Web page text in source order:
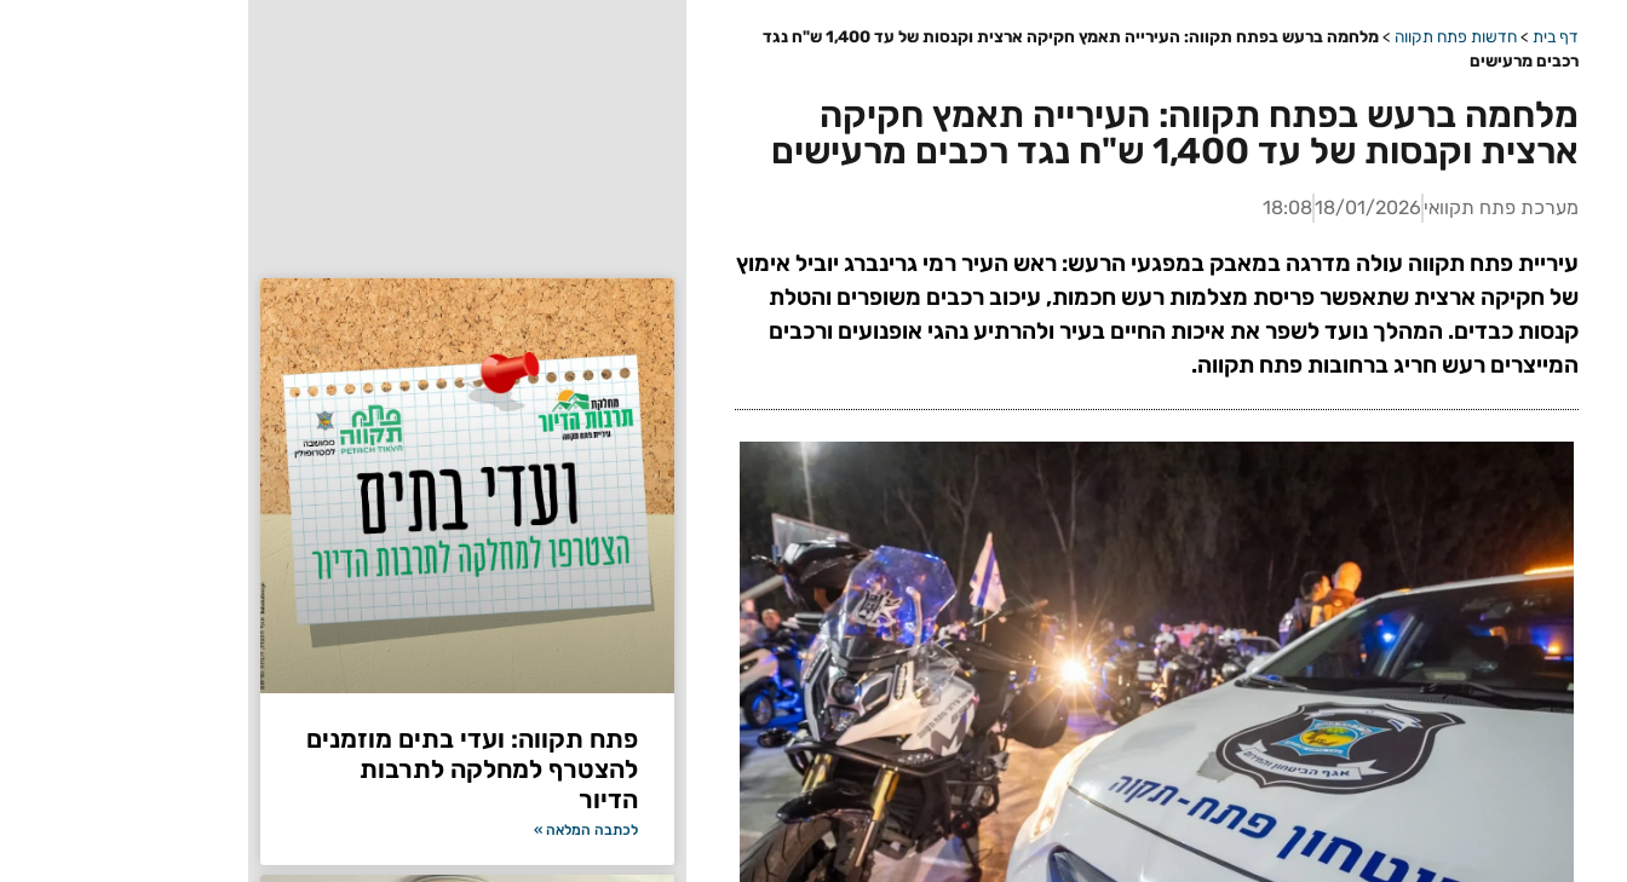
דף בית >חדשות פתח תקווה >
מלחמה ברעש בפתח תקווה: העירייה תאמץ חקיקה ארצית וקנסות של עד 1,400 ש"ח נגד
רכבים מרעישים
מלחמה ברעש בפתח תקווה: העירייה תאמץ חקיקה
ארצית וקנסות של עד 1,400 ש"ח נגד רכבים מרעישים
מערכת פתח תקוואי 18/01/2026
18:08
עיריית פתח תקווה עולה מדרגה במאבק במפגעי הרעש: ראש העיר רמי גרינברג יוביל אימוץ
של חקיקה ארצית שתאפשר פריסת מצלמות רעש חכמות, עיכוב רכבים משופרים והטלת
קנסות כבדים. המהלך נועד לשפר את איכות החיים בעיר ולהרתיע נהגי אופנועים ורכבים
המייצרים רעש חריג ברחובות פתח תקווה.
פתח תקווה: ועדי בתים מוזמנים
להצטרף למחלקה לתרבות
הדיור
לכתבה המלאה »